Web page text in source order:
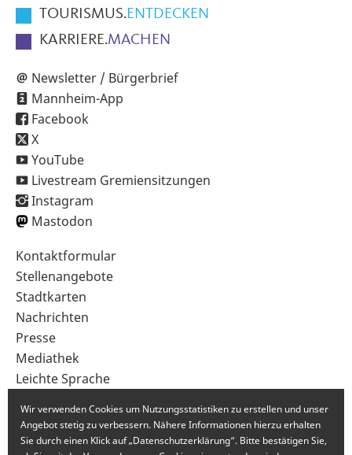
TOURISMUS.ENTDECKEN
KARRIERE.MACHEN
Newsletter / Bürgerbrief
Mannheim-App
Facebook
X
YouTube
Livestream Gremiensitzungen
Instagram
Mastodon
Sekundärnavigation
im
Fußbereich
Kontaktformular
Stellenangebote
Stadtkarten
Nachrichten
Presse
Mediathek
Leichte Sprache
Wir verwenden Cookies um Nutzungsstatistiken zu erstellen und unser
Angebot stetig zu verbessern. Nähere Informationen hierzu erhalten
Sie durch einen Klick auf „Datenschutzerklärung“. Bitte bestätigen Sie,